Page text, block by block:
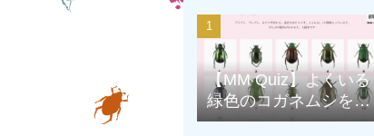
【MM Quiz】よくいる
緑色のコガネムシを、
克服しよう！